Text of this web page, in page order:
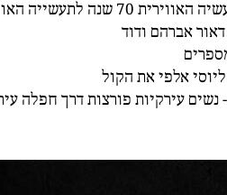
שנה לתעשייה האווירית
אברהם ודוד
אלפי את הקול
נשים עירקיות פורצות דרך חפלה